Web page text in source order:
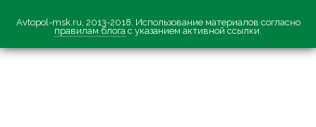
Avtopol-msk.ru, 2013-2018. Использование материалов согласно
правилам блога с указанием активной ссылки.